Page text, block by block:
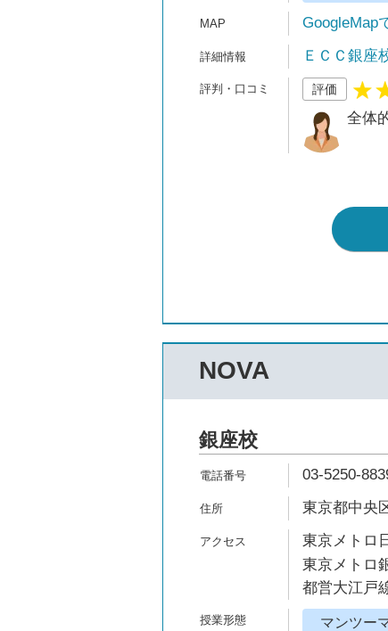
GoogleMap
ＥＣＣ銀座
評価
全体
NOVA
銀座校
03-5250-
東京都中央
東京メトロ
東京メトロ
都営大江戸
マンツー